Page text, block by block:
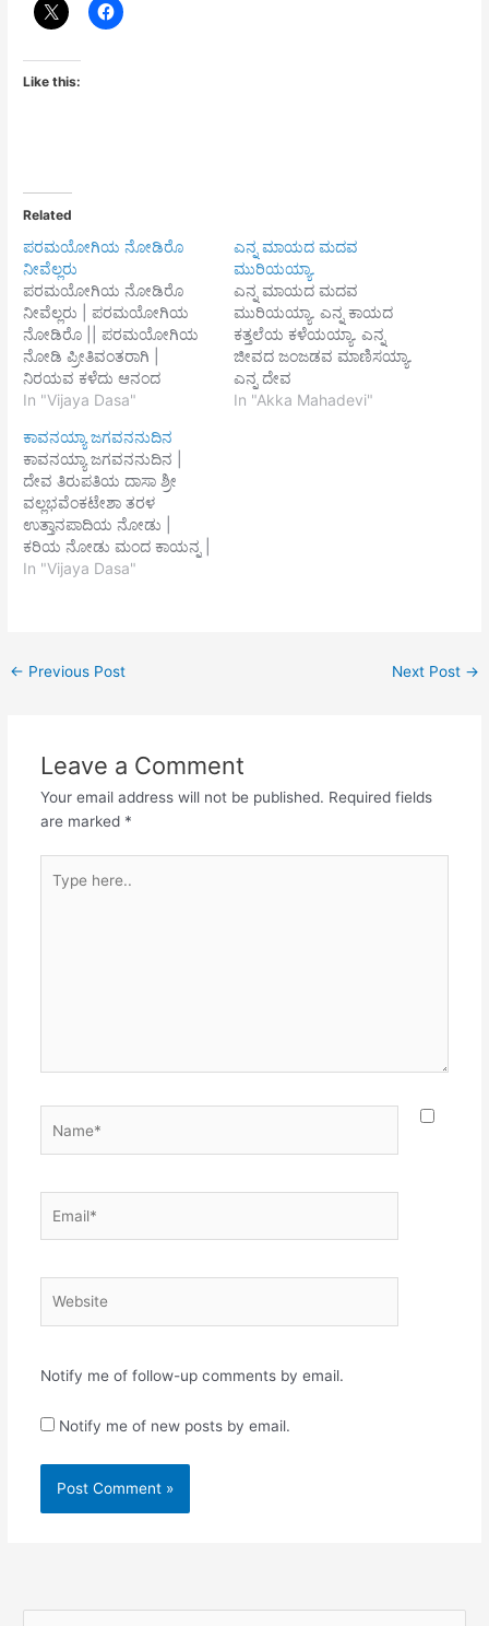
Like this:
Related
ಪರಮಯೋಗಿಯ ನೋಡಿರೊ
ನೀವೆಲ್ಲರು
ಪರಮಯೋಗಿಯ ನೋಡಿರೊ
ನೀವೆಲ್ಲರು | ಪರಮಯೋಗಿಯ
ನೋಡಿರೊ || ಪರಮಯೋಗಿಯ
ನೋಡಿ ಪ್ರೀತಿವಂತರಾಗಿ |
ನಿರಯವ ಕಳೆದು ಆನಂದ
ಬೇಡುವರೆಲ್ಲ ವಾನರ ವೇಷವಾಗಿ
ಮನೋಬಯಕಿಯ ಸಲ್ಲಿಸಿ ||
ಏನೆಂಬೆ ಬಲು ಒಂದು ರೂಪವಾಗಿ
ತೋರಿ | ತಾನೆ ತನ್ನೊಳಗೆದ್ದು
ದುರುಳರ ಮೋಹಿಸಿದಾ ||1||
ವಿಷವನುಂಡು ಮೂರು
ಲೋಕದೊಳಗೆ ಮೆರೆದು | ಅಸುರ
ಬಕನ ಸೀಳಿ ಧರಿಗೆ ಬಿಸುಟು |
In "Vijaya Dasa"
ಎನ್ನ ಮಾಯದ ಮದವ
ಮುರಿಯಯ್ಯಾ.
ಎನ್ನ ಮಾಯದ ಮದವ
ಮುರಿಯಯ್ಯಾ. ಎನ್ನ ಕಾಯದ
ಕತ್ತಲೆಯ ಕಳೆಯಯ್ಯಾ. ಎನ್ನ
ಜೀವದ ಜಂಜಡವ ಮಾಣಿಸಯ್ಯಾ.
ಎನ್ನ ದೇವ
ಚೆನ್ನಮಲ್ಲಿಕಾರ್ಜುನಯ್ಯಾ, ಎನ್ನ
In "Akka Mahadevi"
ಕಾವನಯ್ಯಾ ಜಗವನನುದಿನ
ಕಾವನಯ್ಯಾ ಜಗವನನುದಿನ |
ದೇವ ತಿರುಪತಿಯ ದಾಸಾ ಶ್ರೀ
ವಲ್ಲಭವೆಂಕಟೇಶಾ ತರಳ
ಉತ್ತಾನಪಾದಿಯ ನೋಡು |
ಕರಿಯ ನೋಡು ಮಂದ ಕಾಯನ್ನ |
ಕುರೂಪಿಯಾದ ಕುಬಜೆ ವ್ಯಭಿ |
ಕುಲವ | ಕಡಿದ ಪಾರ್ಥನ್ನ
In "Vijaya Dasa"
← Previous Post Next Post →
Leave a Comment
Your email address will not be published. Required fields
are marked *
here..
Notify me of follow-up comments by email.
Notify me of new posts by email.